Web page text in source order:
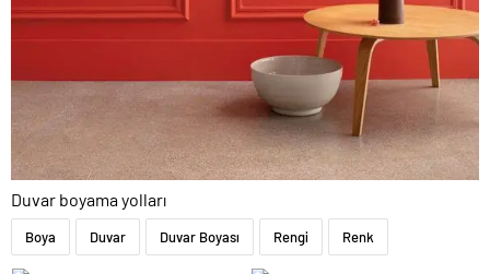
Duvar boyama yolları
Boya Duvar Duvar Boyası Rengi Renk